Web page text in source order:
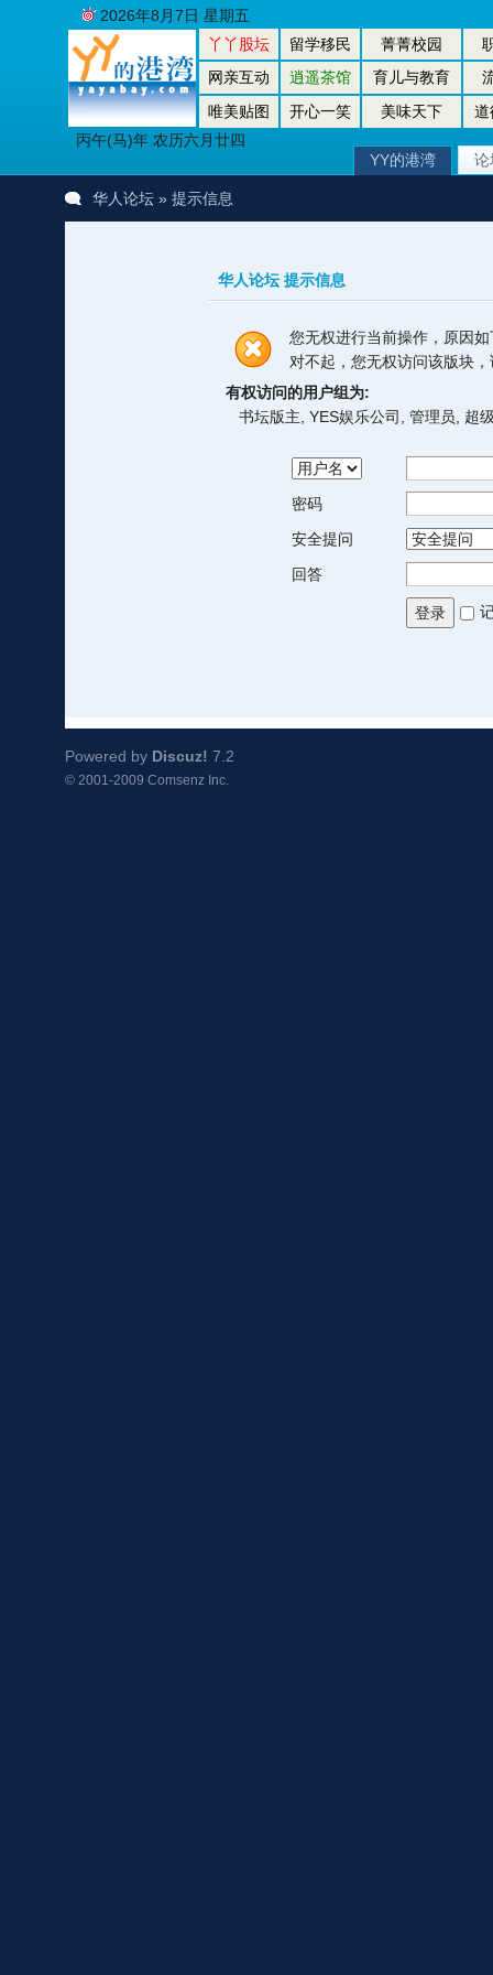
丫丫股坛 留学移民 菁菁校园
网亲互动
逍遥茶馆 育儿与教育
唯美贴图
开心一笑 美味天下
道
丙午(马)年 农历六月廿四
2026年8月7日 星期五
YY的港湾 论
华人论坛» 提示信息
华人论坛 提示信息
您无权进行当前操作，原因如
对不起，您无权访问该版块
有权访问的用户组为:
书坛版主, YES娱乐公司, 管理员, 超
密码
安全提问
回答
登录
Powered by Discuz! 7.2
© 2001-2009 Comsenz Inc.